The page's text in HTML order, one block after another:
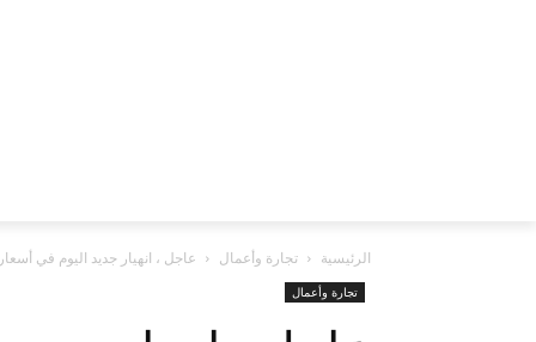
الرئيسية تجارة وأعمال عاجل ، انهيار جديد اليوم في
تجارة وأعمال